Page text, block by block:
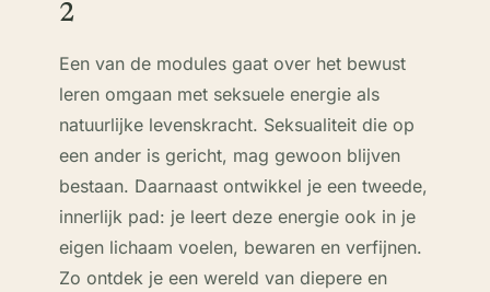
2
Een van de modules gaat over het bewust
leren omgaan met seksuele energie als
natuurlijke levenskracht. Seksualiteit die op
een ander is gericht, mag gewoon blijven
bestaan. Daarnaast ontwikkel je een tweede,
innerlijk pad: je leert deze energie ook in je
eigen lichaam voelen, bewaren en verfijnen.
Zo ontdek je een wereld van diepere en